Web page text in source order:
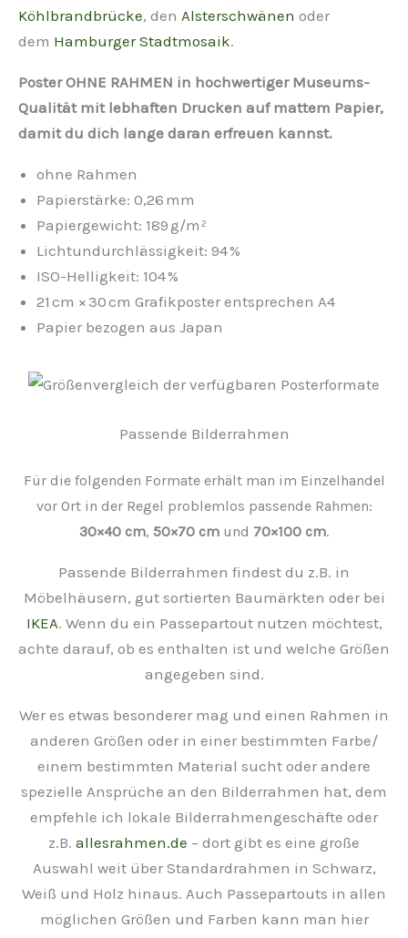
Köhlbrandbrücke, den Alsterschwänen oder
dem Hamburger Stadtmosaik.
Poster OHNE RAHMEN in hochwertiger Museums-
Qualität mit lebhaften Drucken auf mattem Papier,
damit du dich lange daran erfreuen kannst.
ohne Rahmen
Papierstärke: 0,26 mm
Papiergewicht: 189 g/m²
Lichtundurchlässigkeit: 94 %
ISO-Helligkeit: 104 %
21 cm × 30 cm Grafikposter entsprechen A4
Papier bezogen aus Japan
Passende Bilderrahmen
Für die folgenden Formate erhält man im Einzelhandel
vor Ort in der Regel problemlos passende Rahmen:
30×40 cm, 50×70 cm und 70×100 cm.
Passende Bilderrahmen findest du z.B. in
Möbelhäusern, gut sortierten Baumärkten oder bei
IKEA. Wenn du ein Passepartout nutzen möchtest,
achte darauf, ob es enthalten ist und welche Größen
angegeben sind.
Wer es etwas besonderer mag und einen Rahmen in
anderen Größen oder in einer bestimmten Farbe/
einem bestimmten Material sucht oder andere
spezielle Ansprüche an den Bilderrahmen hat, dem
empfehle ich lokale Bilderrahmengeschäfte oder
z.B. allesrahmen.de – dort gibt es eine große
Auswahl weit über Standardrahmen in Schwarz,
Weiß und Holz hinaus. Auch Passepartouts in allen
möglichen Größen und Farben kann man hier